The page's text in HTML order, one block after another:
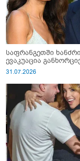
საფრანგეთში
ევაკუაცია
31.07.2026